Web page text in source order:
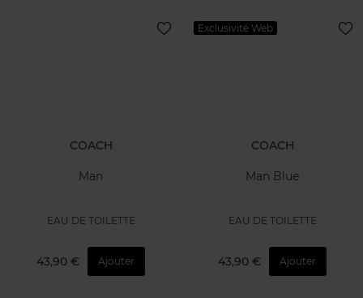
COACH
Man
EAU DE TOILETTE
43,90 € Ajouter
Exclusivité Web
COACH
Man Blue
EAU DE TOILETTE
43,90 € Ajouter